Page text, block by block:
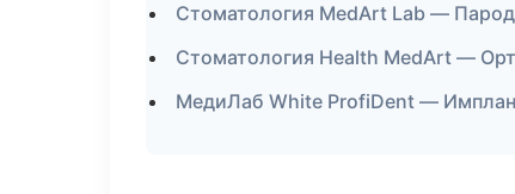
Стоматология MedArt Lab —
Стоматология Health MedArt —
МедиЛаб White ProfiDent —